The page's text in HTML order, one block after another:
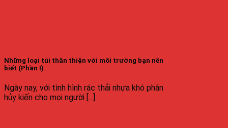
Những loại túi thân thiện với môi trường bạn nên
biết (Phần I)
Ngày nay, với tình hình rác thải nhựa khó phân
hủy kiến cho mọi người [...]